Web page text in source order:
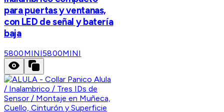
para puertas y ventanas,
con LED de señal y batería
baja
5800MINI5800MINI